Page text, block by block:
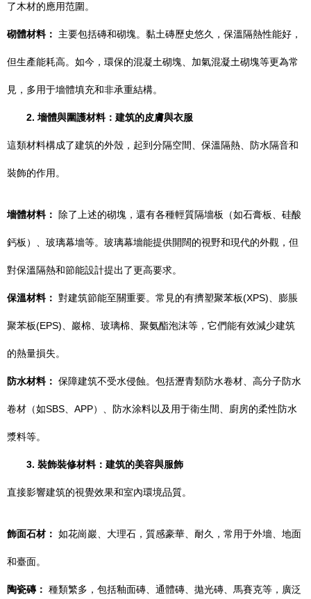
了木材的應用范圍。
砌體材料： 主要包括磚和砌塊。黏土磚歷史悠久，保溫隔熱性能好，
但生產能耗高。如今，環保的混凝土砌塊、加氣混凝土砌塊等更為常
見，多用于墻體填充和非承重結構。
2. 墻體與圍護材料：建筑的皮膚與衣服
這類材料構成了建筑的外殼，起到分隔空間、保溫隔熱、防水隔音和
裝飾的作用。
墻體材料： 除了上述的砌塊，還有各種輕質隔墻板（如石膏板、硅酸
鈣板）、玻璃幕墻等。玻璃幕墻能提供開闊的視野和現代的外觀，但
對保溫隔熱和節能設計提出了更高要求。
保溫材料： 對建筑節能至關重要。常見的有擠塑聚苯板(XPS)、膨脹
聚苯板(EPS)、巖棉、玻璃棉、聚氨酯泡沫等，它們能有效減少建筑
的熱量損失。
防水材料： 保障建筑不受水侵蝕。包括瀝青類防水卷材、高分子防水
卷材（如SBS、APP）、防水涂料以及用于衛生間、廚房的柔性防水
漿料等。
3. 裝飾裝修材料：建筑的美容與服飾
直接影響建筑的視覺效果和室內環境品質。
飾面石材： 如花崗巖、大理石，質感豪華、耐久，常用于外墻、地面
和臺面。
陶瓷磚： 種類繁多，包括釉面磚、通體磚、拋光磚、馬賽克等，廣泛